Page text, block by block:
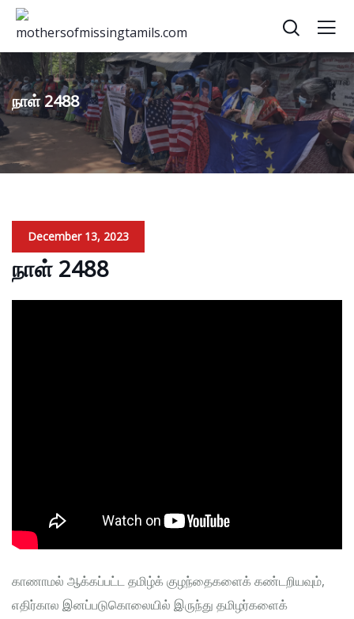
நாள் 2488
December 13, 2023
நாள் 2488
காணாமல் ஆக்கப்பட்ட தமிழ்க் குழந்தைகளைக் கண்டறியவும்,
எதிர்கால இனப்படுகொலையில் இருந்து தமிழர்களைக்